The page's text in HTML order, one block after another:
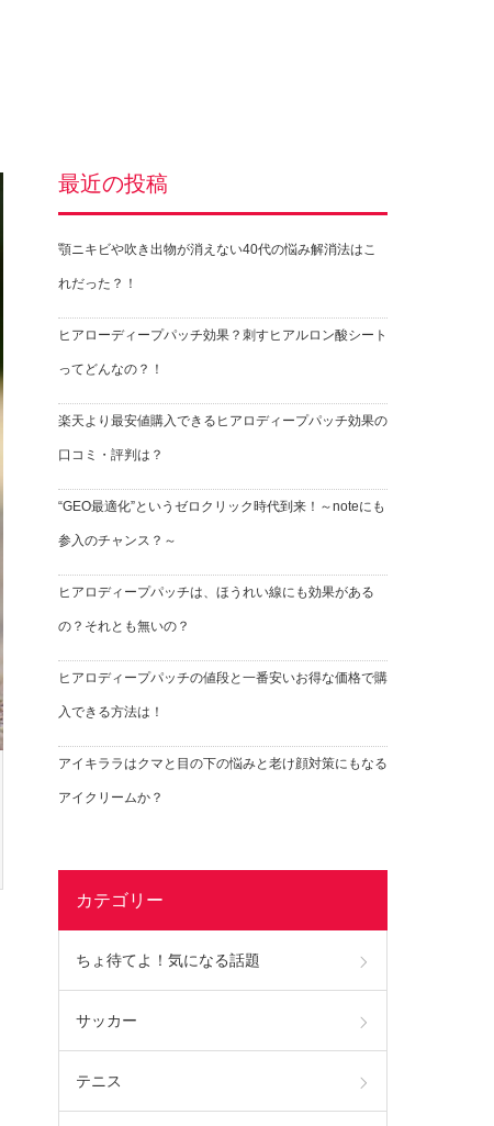
最近の投稿
顎ニキビや吹き出物が消えない40代の悩み解消法はこ
れだった？！
ヒアローディープパッチ効果？刺すヒアルロン酸シート
ってどんなの？！
楽天より最安値購入できるヒアロディープパッチ効果の
口コミ・評判は？
“GEO最適化”というゼロクリック時代到来！～noteにも
参入のチャンス？～
ヒアロディープパッチは、ほうれい線にも効果がある
の？それとも無いの？
ヒアロディープパッチの値段と一番安いお得な価格で購
入できる方法は！
アイキララはクマと目の下の悩みと老け顔対策にもなる
アイクリームか？
カテゴリー
ちょ待てよ！気になる話題
サッカー
テニス